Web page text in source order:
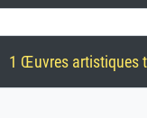
1 Œuvres artistiques